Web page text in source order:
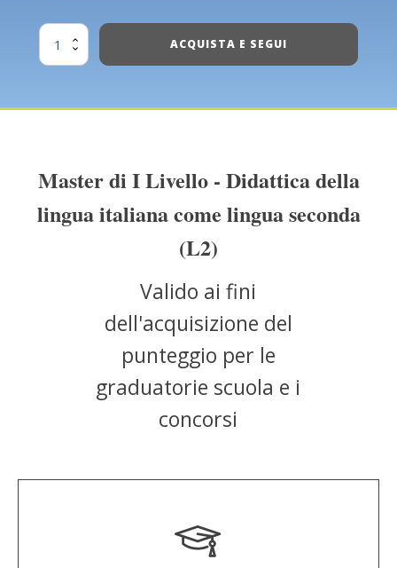
Master
Didattica
italiana
ACQUISTA E SEGUI
Master di I Livello - Didattica della
lingua italiana come lingua seconda
(L2)
Valido ai fini
dell'acquisizione del
punteggio per le
graduatorie scuola e i
concorsi